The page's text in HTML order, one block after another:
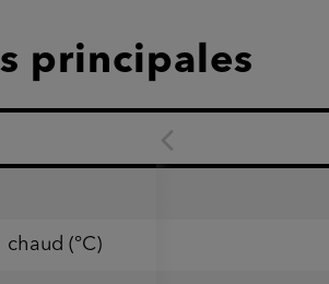
principales
Caractéristique suivante
(°C)